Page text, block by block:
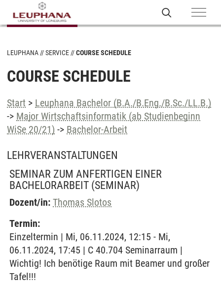
LEUPHANA SERVICE COURSE SCHEDULE
COURSE SCHEDULE
Start > Leuphana Bachelor (B.A./B.Eng./B.Sc./LL.B.)
-> Major Wirtschaftsinformatik (ab Studienbeginn
WiSe 20/21) -> Bachelor-Arbeit
LEHRVERANSTALTUNGEN
SEMINAR ZUM ANFERTIGEN EINER
BACHELORARBEIT (SEMINAR)
Dozent/in: Thomas Slotos
Termin:
Einzeltermin | Mi, 06.11.2024, 12:15 - Mi,
06.11.2024, 17:45 | C 40.704 Seminarraum |
Wichtig! Ich benötige Raum mit Beamer und großer
Tafel!!!